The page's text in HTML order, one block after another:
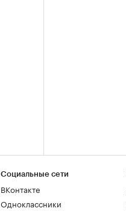
Социальные сети
ВКонтакте
Одноклассники